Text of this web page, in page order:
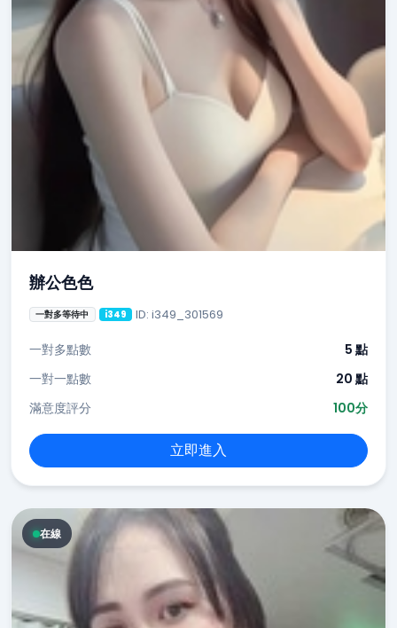
辦公色色
一對多等待中 i349 ID: i349_301569
一對多點數
5 點
一對一點數
20 點
滿意度評分
100分
立即進入
在線